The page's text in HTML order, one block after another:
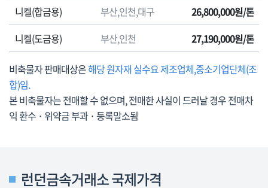
매
지
방
청,
판
매
가
격
(부
함),
니켈(합금용)
부산,인천,대구
26,800,000원/톤
니켈(도금용)
부산,인천 27,190,000원/톤
비축물자 판매대상은해당 원자재 실수요 제조업체,중소기업단체(조
합)임.
본 비축물자는 전매할 수 없으며, 전매한 사실이 드러날 경우 전매차
익 환수 · 위약금 부과 · 등록말소됨
런던금속거래소 국제가격